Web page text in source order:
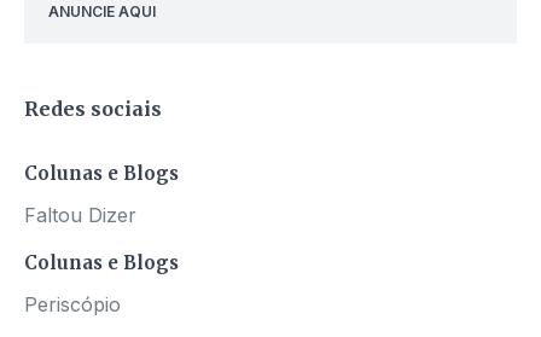
ANUNCIE AQUI
Redes sociais
Colunas e Blogs
Faltou Dizer
Colunas e Blogs
Periscópio